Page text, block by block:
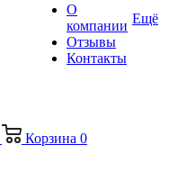
О
компании
Отзывы
Контакты
Ещё
Корзина 0